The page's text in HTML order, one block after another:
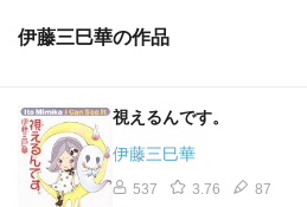
伊藤三巳華の作品
視えるんです。
伊藤三巳華
537 3.76 87